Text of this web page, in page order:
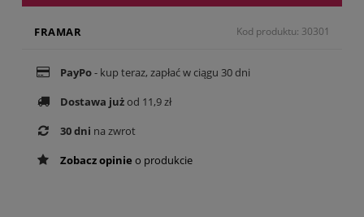
FRAMAR Kod produktu: 30301
PayPo- kup teraz, zapłać w ciągu 30 dni
Dostawa jużod 11,9 zł
30 dni na zwrot
Zobacz opinie o produkcie